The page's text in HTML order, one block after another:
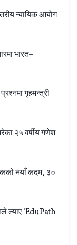
न्यायिक आयोग
भारत–
गृहमन्त्री
२५ वर्षीय गणेश
नयाँ कदम, ३०
ल्याए ‘EduPath